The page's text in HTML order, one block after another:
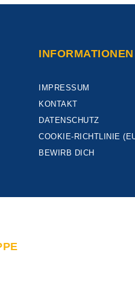
INFORMATIONEN
IMPRESSUM
KONTAKT
DATENSCHUTZ
COOKIE-RICHTLINIE
BEWIRB DICH